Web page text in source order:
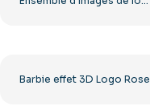
Barbie effet 3D Logo Rose